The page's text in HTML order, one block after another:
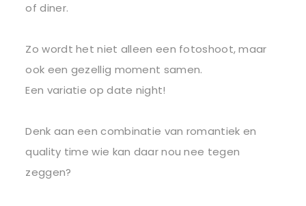
of diner.
Zo wordt het niet alleen een fotoshoot, maar
ook een gezellig moment samen.
Een variatie op date night!
Denk aan een combinatie van romantiek en
quality time wie kan daar nou nee tegen
zeggen?